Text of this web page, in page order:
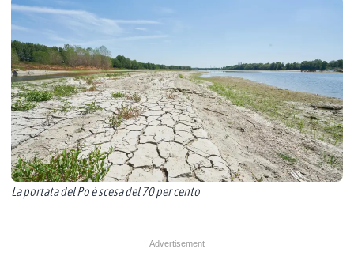
La portata del Po è scesa del 70 per cento